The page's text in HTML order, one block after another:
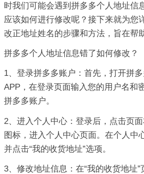
时我们可能会遇到拼多多个人地址信
应该如何进行修改呢？接下来就为您
改正地址姓名的步骤和方法，旨在帮
拼多多个人地址信息错了如何修改？
1、登录拼多多账户：首先，打开拼
APP，在登录页面输入您的用户名和
拼多多账户。
2、进入个人中心：登录后，点击页
图标，进入个人中心页面。在个人中
并点击“我的收货地址”选项。
3、修改地址信息：在“我的收货地址